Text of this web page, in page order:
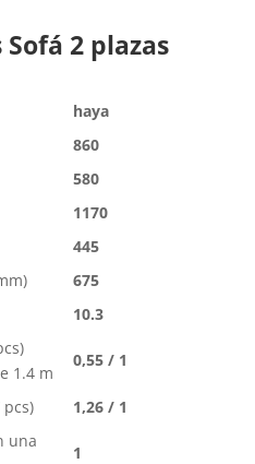
2 plazas
haya
860
580
1170
445
675
10.3
1.4 m
0,55 / 1
pcs)
1,26 / 1
una
1